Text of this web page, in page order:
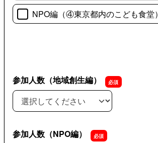
NPO編（④東京都内のこども食堂）
参加人数（地域創生編）
参加人数（地域創生編）
参加人数（NPO編）